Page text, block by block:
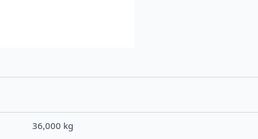
36,000 kg